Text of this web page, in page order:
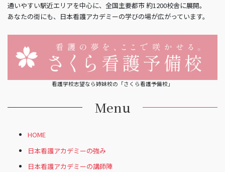
通いやすい駅近エリアを中心に、全国主要都市 約1200校舎に展開。
あなたの街にも、日本看護アカデミーの学びの場が広がっています。
看護学校志望なら姉妹校の「さくら看護予備校」
Menu
HOME
日本看護アカデミーの強み
日本看護アカデミーの講師陣